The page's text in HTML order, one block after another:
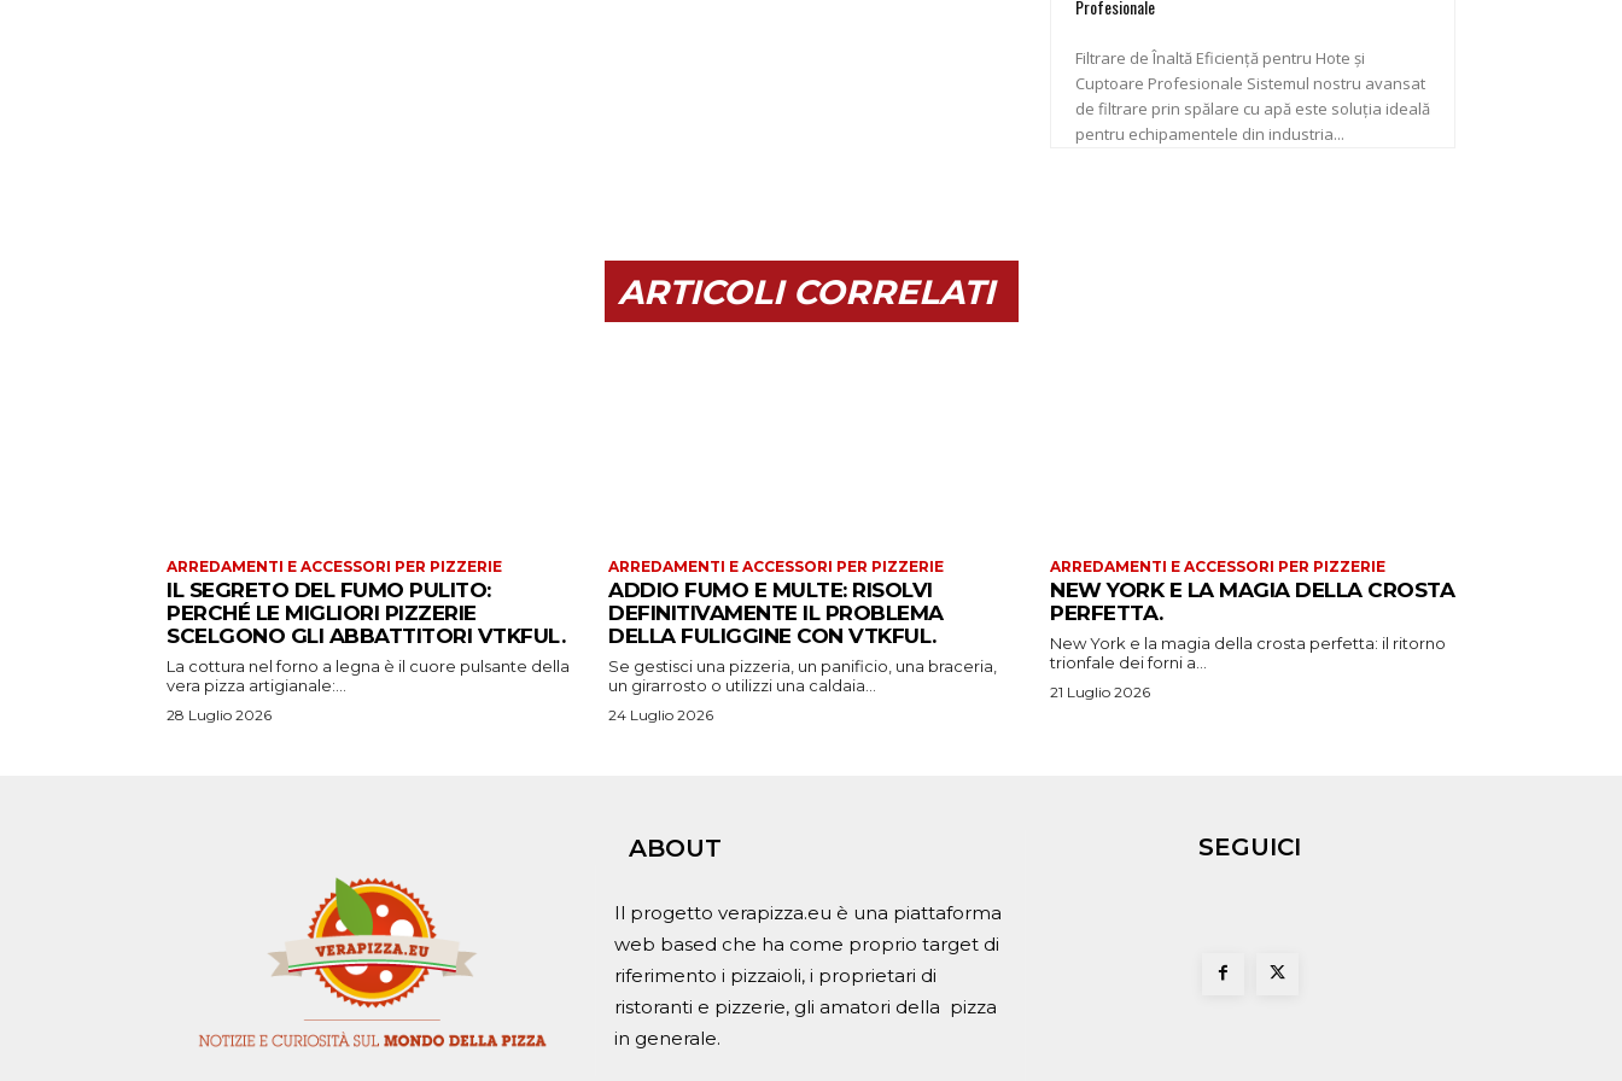
Profesionale
Filtrare de Înaltă Eficiență pentru Hote și
Cuptoare Profesionale Sistemul nostru avansat
de filtrare prin spălare cu apă este soluția ideală
pentru echipamentele din industria...
ARTICOLI CORRELATI
ARREDAMENTI E ACCESSORI PER PIZZERIE
IL SEGRETO DEL FUMO PULITO:
PERCHÉ LE MIGLIORI PIZZERIE
SCELGONO GLI ABBATTITORI VTKFUL.
La cottura nel forno a legna è il cuore pulsante della
vera pizza artigianale:...
28 Luglio 2026
ARREDAMENTI E ACCESSORI PER PIZZERIE
ADDIO FUMO E MULTE: RISOLVI
DEFINITIVAMENTE IL PROBLEMA
DELLA FULIGGINE CON VTKFUL.
Se gestisci una pizzeria, un panificio, una braceria,
un girarrosto o utilizzi una caldaia...
24 Luglio 2026
ARREDAMENTI E ACCESSORI PER PIZZERIE
NEW YORK E LA MAGIA DELLA CROSTA
PERFETTA.
New York e la magia della crosta perfetta: il ritorno
trionfale dei forni a...
21 Luglio 2026
ABOUT
Il progetto verapizza.eu è una piattaforma
web based che ha come proprio target di
riferimento i pizzaioli, i proprietari di
ristoranti e pizzerie, gli amatori della pizza
in generale.
SEGUICI